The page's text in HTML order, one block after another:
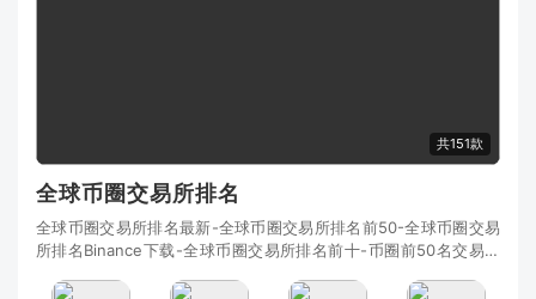
共151款
全球币圈交易所排名
全球币圈交易所排名最新-全球币圈交易所排名前50-全球币圈交易
所排名Binance下载-全球币圈交易所排名前十-币圈前50名交易所